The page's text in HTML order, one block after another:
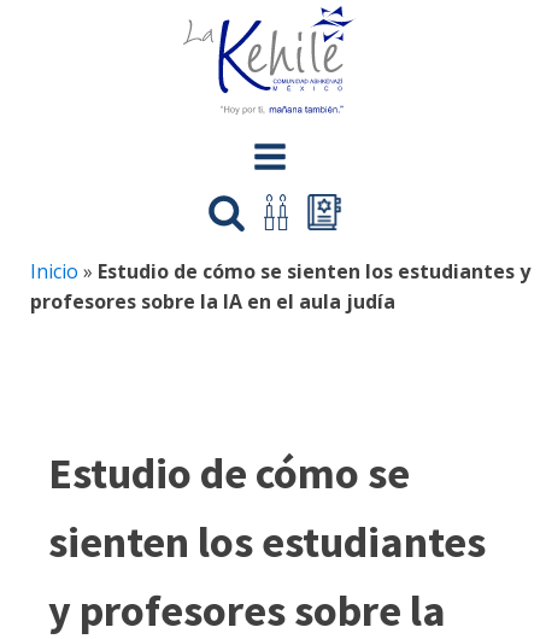
Inicio » Estudio de cómo se sienten los estudiantes y
profesores sobre la IA en el aula judía
Estudio de cómo se
sienten los estudiantes
y profesores sobre la